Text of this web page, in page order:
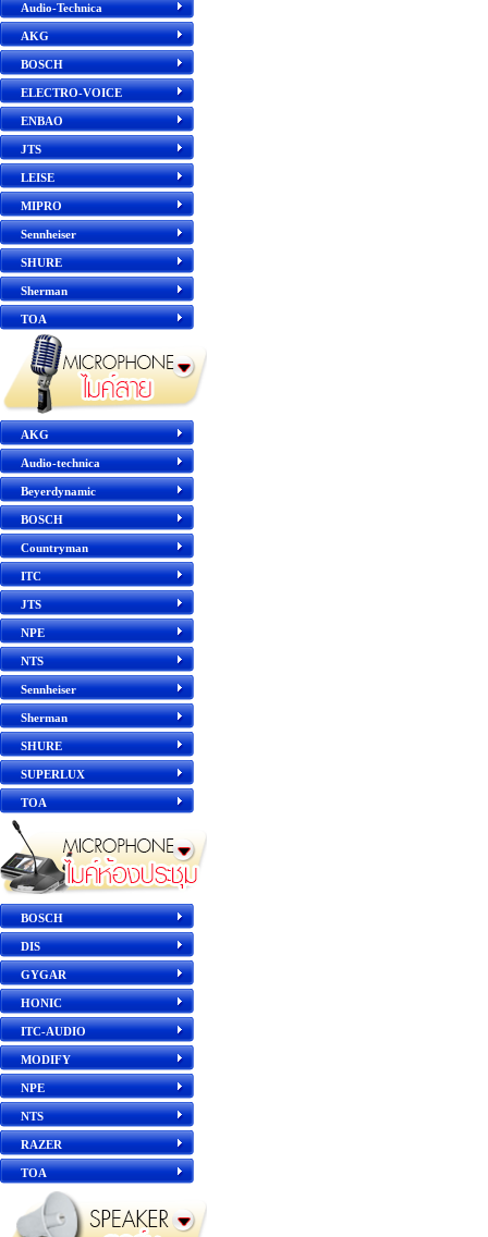
Audio-Technica
AKG
BOSCH
ELECTRO-VOICE
ENBAO
JTS
LEISE
MIPRO
Sennheiser
SHURE
Sherman
TOA
AKG
Audio-technica
Beyerdynamic
BOSCH
Countryman
ITC
JTS
NPE
NTS
Sennheiser
Sherman
SHURE
SUPERLUX
TOA
BOSCH
DIS
GYGAR
HONIC
ITC-AUDIO
MODIFY
NPE
NTS
RAZER
TOA